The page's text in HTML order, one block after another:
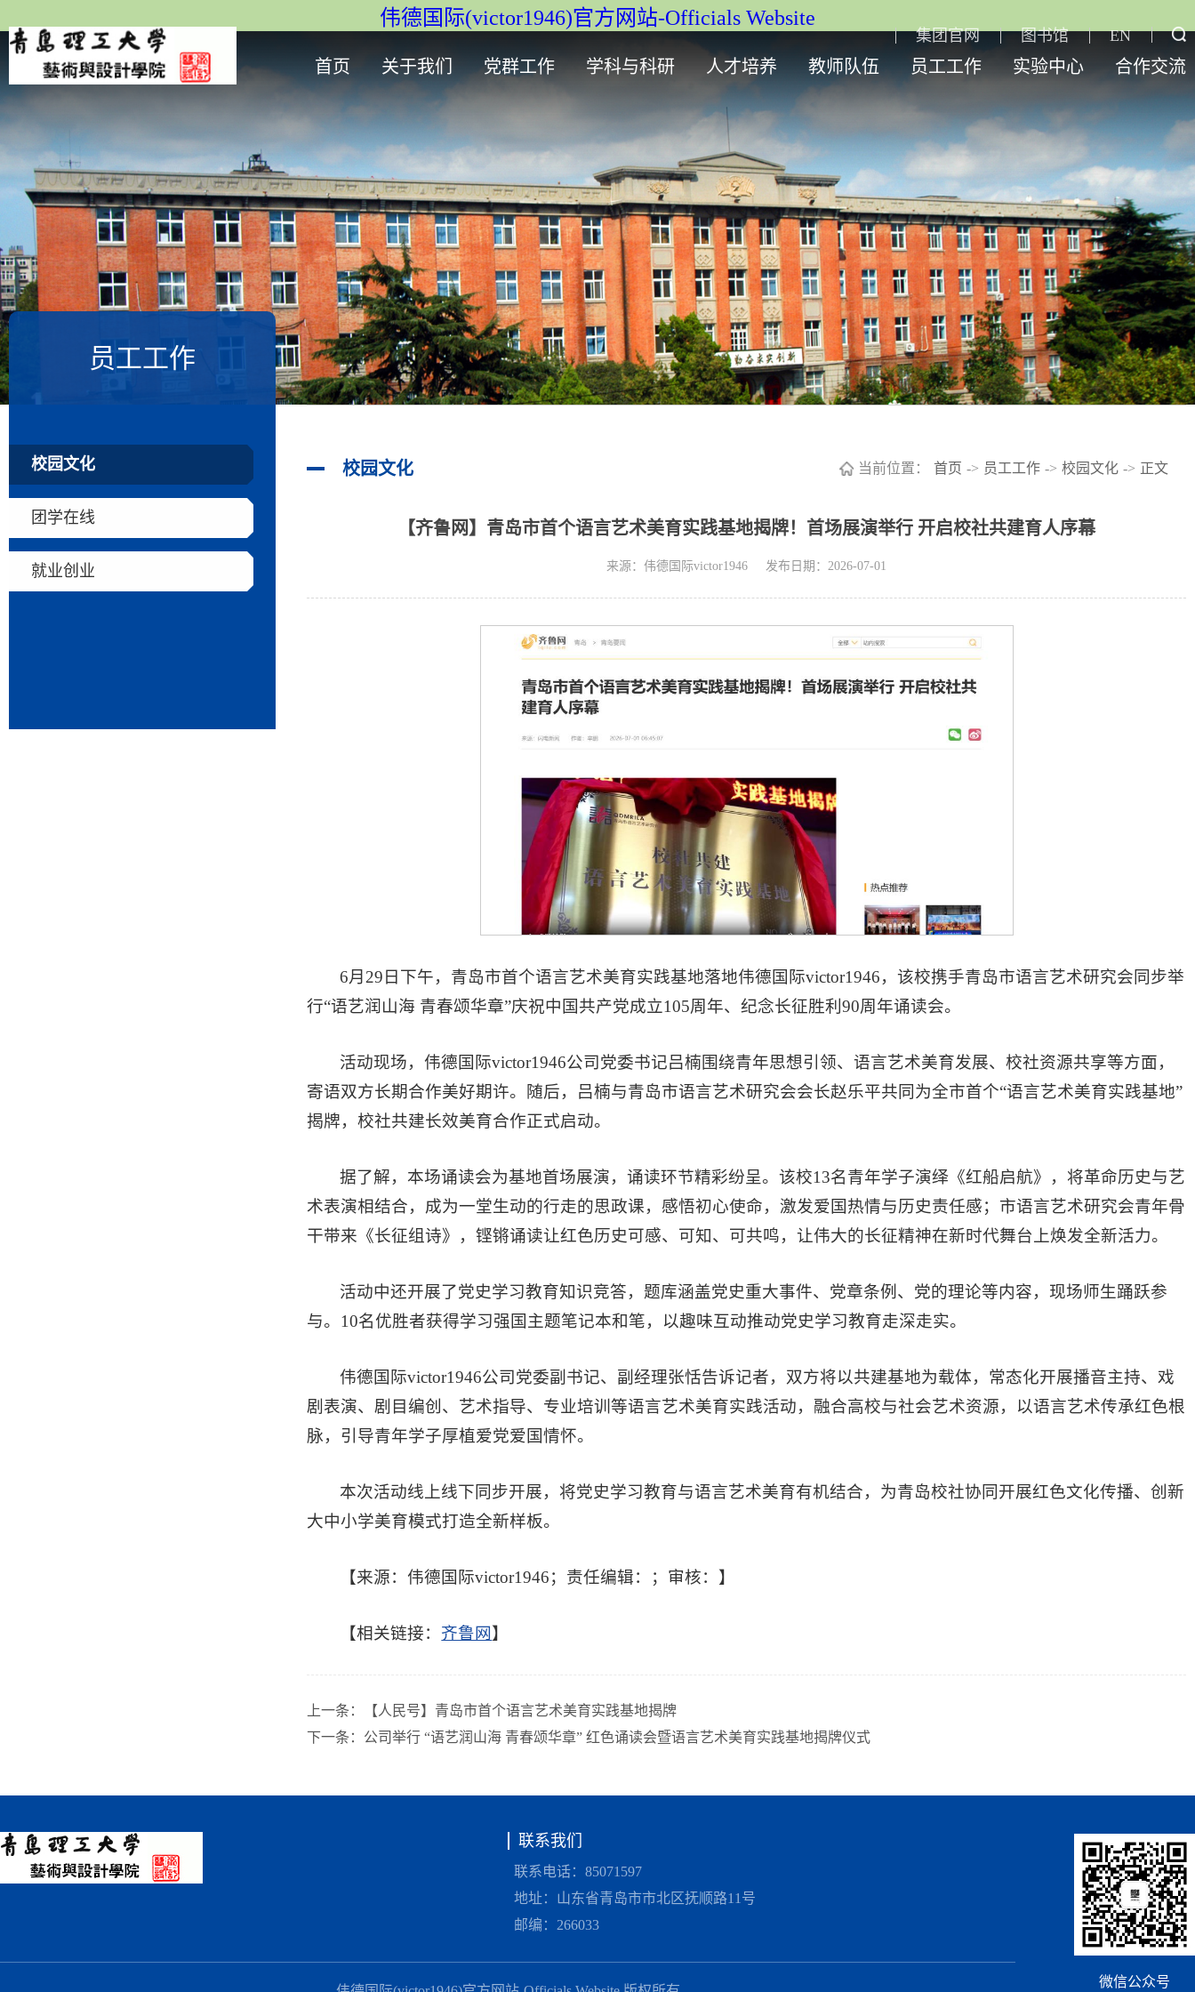
伟德国际(victor1946)官方网站-Officials Website
集团官网 图书馆 EN
首页 关于我们 党群工作 学科与科研 人才培养 教师队伍 员工工作 实验中心 合作交流
员工工作
校园文化
团学在线
就业创业
校园文化 当前位置： 首页 -> 员工工作 -> 校园文化 -> 正文
【齐鲁网】青岛市首个语言艺术美育实践基地揭牌！首场展演举行 开启校社共建育人序幕
来源：伟德国际victor1946 发布日期：2026-07-01
6月29日下午，青岛市首个语言艺术美育实践基地落地伟德国际victor1946，该校携手青岛市语言艺术研究会同步举
行“语艺润山海 青春颂华章”庆祝中国共产党成立105周年、纪念长征胜利90周年诵读会。
活动现场，伟德国际victor1946公司党委书记吕楠围绕青年思想引领、语言艺术美育发展、校社资源共享等方面，
寄语双方长期合作美好期许。随后，吕楠与青岛市语言艺术研究会会长赵乐平共同为全市首个“语言艺术美育实践基地”
揭牌，校社共建长效美育合作正式启动。
据了解，本场诵读会为基地首场展演，诵读环节精彩纷呈。该校13名青年学子演绎《红船启航》，将革命历史与艺
术表演相结合，成为一堂生动的行走的思政课，感悟初心使命，激发爱国热情与历史责任感；市语言艺术研究会青年骨
干带来《长征组诗》，铿锵诵读让红色历史可感、可知、可共鸣，让伟大的长征精神在新时代舞台上焕发全新活力。
活动中还开展了党史学习教育知识竞答，题库涵盖党史重大事件、党章条例、党的理论等内容，现场师生踊跃参
与。10名优胜者获得学习强国主题笔记本和笔，以趣味互动推动党史学习教育走深走实。
伟德国际victor1946公司党委副书记、副经理张恬告诉记者，双方将以共建基地为载体，常态化开展播音主持、戏
剧表演、剧目编创、艺术指导、专业培训等语言艺术美育实践活动，融合高校与社会艺术资源，以语言艺术传承红色根
脉，引导青年学子厚植爱党爱国情怀。
本次活动线上线下同步开展，将党史学习教育与语言艺术美育有机结合，为青岛校社协同开展红色文化传播、创新
大中小学美育模式打造全新样板。
【来源：伟德国际victor1946；责任编辑：；审核：】
【相关链接： 齐鲁网 】
上一条：
【人民号】青岛市首个语言艺术美育实践基地揭牌
下一条： 公司举行 “语艺润山海 青春颂华章” 红色诵读会暨语言艺术美育实践基地揭牌仪式
联系我们
联系电话：85071597
地址：山东省青岛市市北区抚顺路11号
邮编：266033
微信公众号